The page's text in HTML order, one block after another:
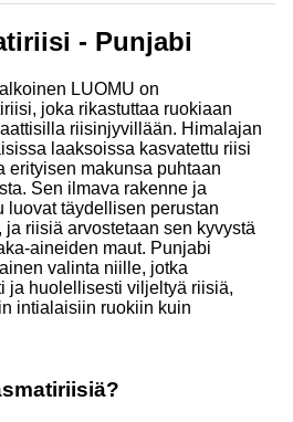
- Punjabi
LUOMU on
joka rikastuttaa ruokiaan
riisinjyvillään. Himalajan
laaksoissa kasvatettu riisi
erityisen makunsa puhtaan
Sen ilmava rakenne ja
luovat täydellisen perustan
riisiä arvostetaan sen kyvystä
aineiden maut. Punjabi
valinta niille, jotka
ja huolellisesti viljeltyä riisiä,
intialaisiin ruokiin kuin